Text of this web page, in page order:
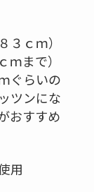
３ｃｍ）
まで）
ぐらいの
ツンにな
おすすめ
用